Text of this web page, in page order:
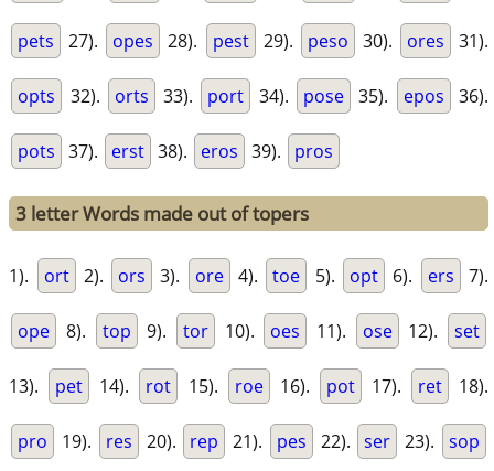
pets 27). opes 28). pest 29). peso 30). ores 31).
opts 32). orts 33). port 34). pose 35). epos 36).
pots 37). erst 38). eros 39). pros
3 letter Words made out of topers
1). ort 2). ors 3). ore 4). toe 5). opt 6). ers 7).
ope 8). top 9). tor 10). oes 11). ose 12). set
13). pet 14). rot 15). roe 16). pot 17). ret 18).
pro 19). res 20). rep 21). pes 22). ser 23). sop